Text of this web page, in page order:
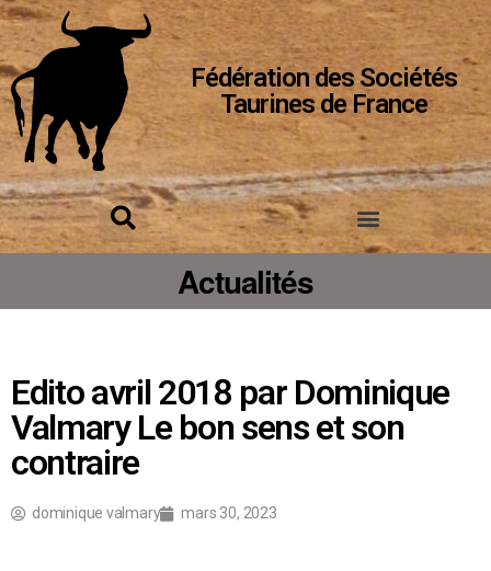
Fédération des Sociétés
Taurines de France
Actualités
Edito avril 2018 par Dominique
Valmary Le bon sens et son
contraire
dominique valmary mars 30, 2023